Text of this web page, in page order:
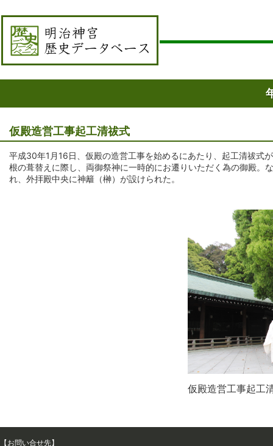
仮殿造営工事起工清祓式
平成30年1月16日、仮殿の造営工事を始めるにあたり、起工清祓式
根の葺替えに際し、両御祭神に一時的にお遷りいただく為の御殿
れ、外拝殿中央に神籬（榊）が設けられた。
仮殿造営工事起工
【お問い合せ先】